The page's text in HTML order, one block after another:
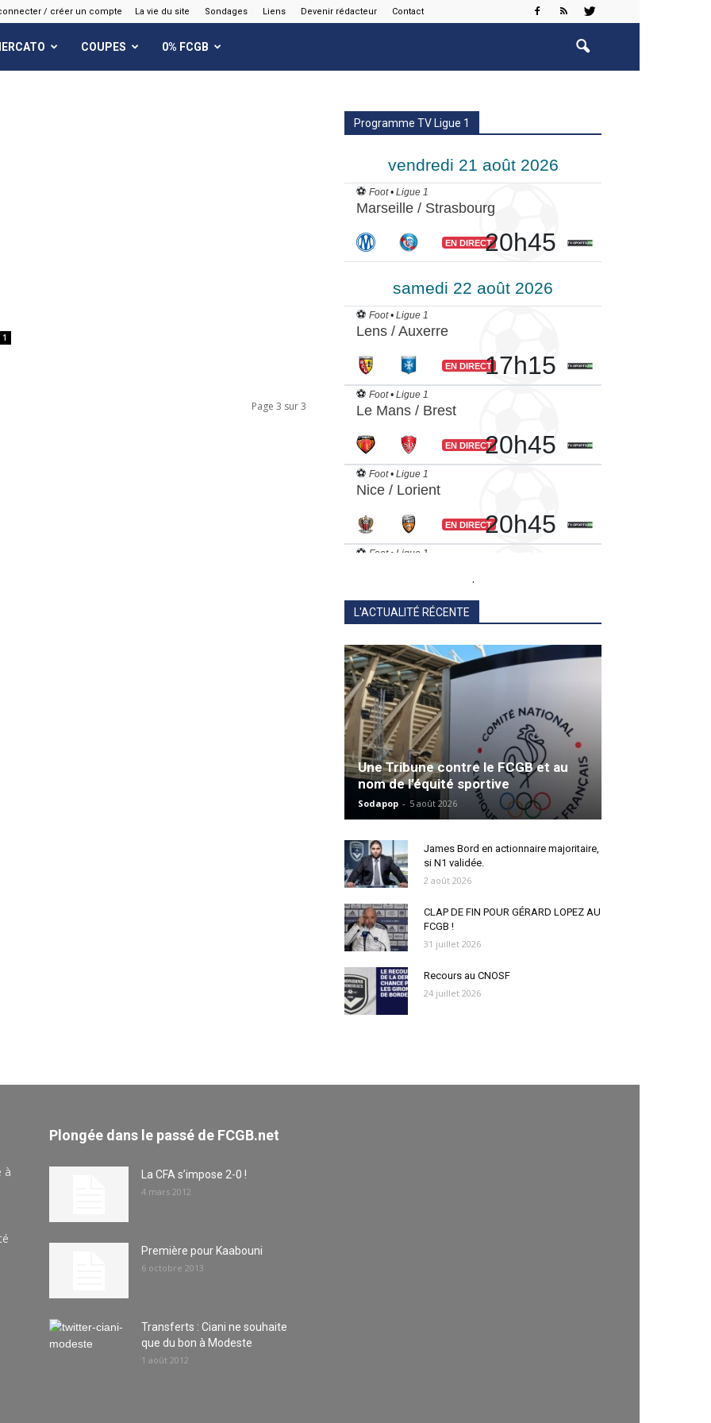
/ créer un compte La vie du site Sondages Liens Devenir rédacteur Contact
COUPES 0% FCGB
1
Page 3 sur 3
Programme TV Ligue 1
.
L'ACTUALITÉ RÉCENTE
Une Tribune contre le FCGB et au
nom de l’équité sportive
Sodapop - 5 août 2026
James Bord en actionnaire majoritaire,
si N1 validée.
2 août 2026
CLAP DE FIN POUR GÉRARD LOPEZ AU
FCGB !
31 juillet 2026
Recours au CNOSF
24 juillet 2026
à
Plongée dans le passé de FCGB.net
La CFA s’impose 2-0 !
4 mars 2012
Première pour Kaabouni
6 octobre 2013
Transferts : Ciani ne souhaite
que du bon à Modeste
1 août 2012